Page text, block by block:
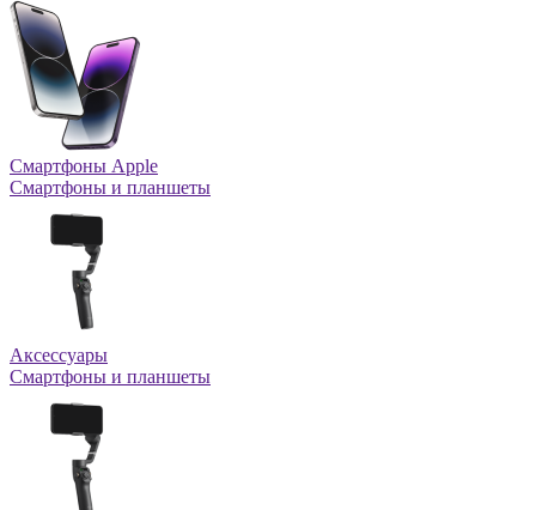
Смартфоны Apple
Смартфоны и планшеты
Аксессуары
Смартфоны и планшеты